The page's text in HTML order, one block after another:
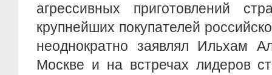
агрессивных приготовлений
крупнейших покупателей
неоднократно заявлял Ильхам
Москве и на встречах лидеров